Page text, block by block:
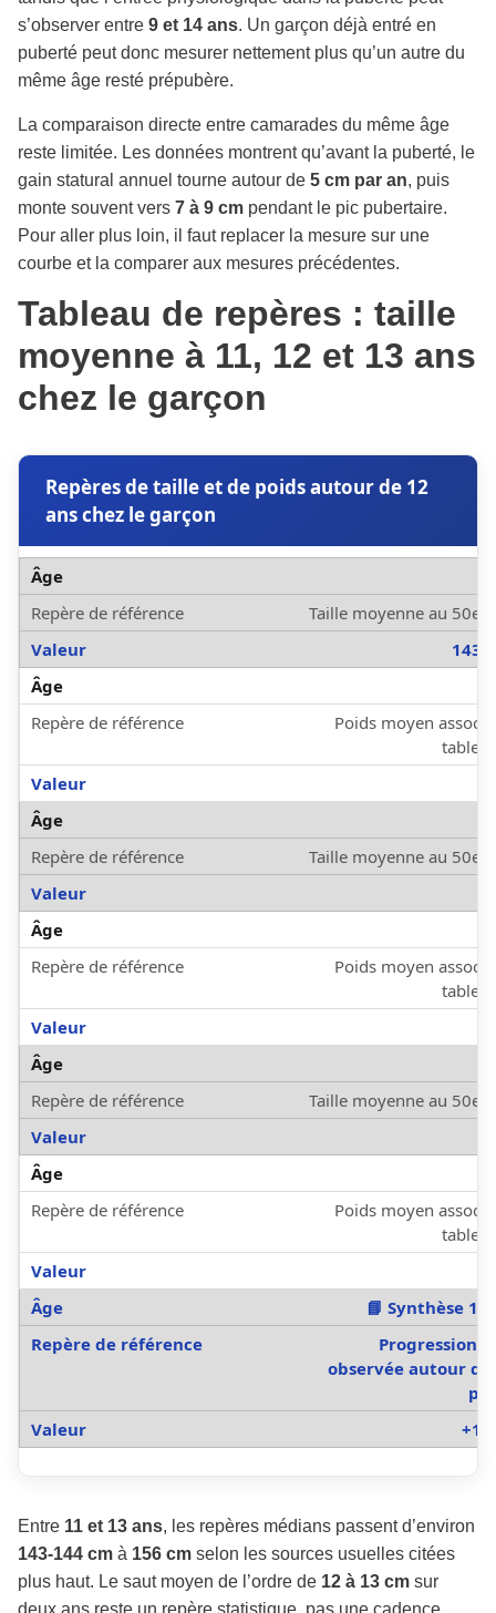
s’observer entre 9 et 14 ans. Un garçon déjà entré en
puberté peut donc mesurer nettement plus qu’un autre du
même âge resté prépubère.
La comparaison directe entre camarades du même âge
reste limitée. Les données montrent qu’avant la puberté, le
gain statural annuel tourne autour de 5 cm par an, puis
monte souvent vers 7 à 9 cm pendant le pic pubertaire.
Pour aller plus loin, il faut replacer la mesure sur une
courbe et la comparer aux mesures précédentes.
Tableau de repères : taille
moyenne à 11, 12 et 13 ans
chez le garçon
Repères de taille et de poids autour de 12
ans chez le garçon
Taille moyenne au 50e
143
Poids moyen
Taille moyenne au 50e
Poids moyen
Taille moyenne au 50e
Poids moyen
📘 Synthèse 11
Progression
observée autour de
+12
Entre 11 et 13 ans, les repères médians passent d’environ
143-144 cm à 156 cm selon les sources usuelles citées
plus haut. Le saut moyen de l’ordre de 12 à 13 cm sur
deux ans reste un repère statistique, pas une cadence